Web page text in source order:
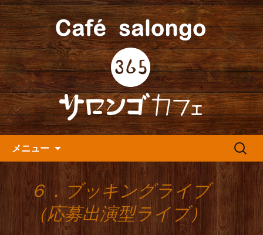
人形町の『365(サロンゴ)カフ
ェ』よりお知らせ
人形町の音楽カフェ『365カフェ』より
最新情報をお届けします。
メニュー
検
６．ブッキングライブ
（応募出演型ライブ）